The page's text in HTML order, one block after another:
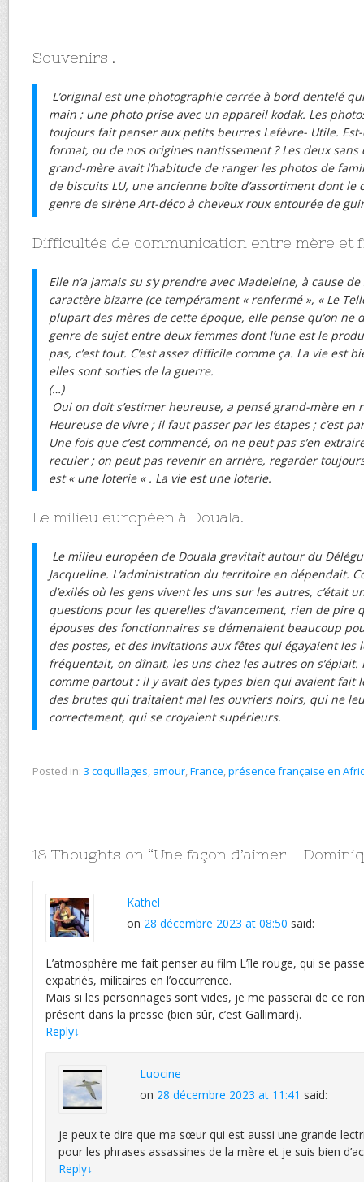
Souvenirs .
L’original est une photographie carrée à bord dentelé
main ; une photo prise avec un appareil kodak. Les
toujours fait penser aux petits beurres Lefèvre- Utile.
format, ou de nos origines nantissement ? Les deux
grand-mère avait l’habitude de ranger les photos de
de biscuits LU, une ancienne boîte d’assortiment dont
genre de sirène Art-déco à cheveux roux entourée de
Difficultés de communication entre mère et
Elle n’a jamais su s’y prendre avec Madeleine, à cause
caractère bizarre (ce tempérament « renfermé », « Le
plupart des mères de cette époque, elle pense qu’on ne
genre de sujet entre deux femmes dont l’une est le
pas, c’est tout. C’est assez difficile comme ça. La vie est
elles sont sorties de la guerre.
(…)
Oui on doit s’estimer heureuse, a pensé grand-mère en
Heureuse de vivre ; il faut passer par les étapes ; c’est
Une fois que c’est commencé, on ne peut pas s’en
reculer ; on peut pas revenir en arrière, regarder
est « une loterie « . La vie est une loterie.
Le milieu européen à Douala.
Le milieu européen de Douala gravitait autour du
Jacqueline. L’administration du territoire en dépendait.
d’exilés où les gens vivent les uns sur les autres, c’était
questions pour les querelles d’avancement, rien de pire
épouses des fonctionnaires se démenaient beaucoup
des postes, et des invitations aux fêtes qui égayaient les
fréquentait, on dînait, les uns chez les autres on s’épiait.
comme partout : il y avait des types bien qui avaient fait
des brutes qui traitaient mal les ouvriers noirs, qui ne
correctement, qui se croyaient supérieurs.
Posted in: 3 coquillages, amour,France,présence française en
18 Thoughts on “Une façon d’aimer –
Kathel
on 28 décembre 2023 at 08:50 said:
L’atmosphère me fait penser au film L’île rouge, qui se
expatriés, militaires en l’occurrence.
Mais si les personnages sont vides, je me passerai de ce
présent dans la presse (bien sûr, c’est Gallimard).
Reply↓
Luocine
on 28 décembre 2023 at 11:41 said:
je peux te dire que ma sœur qui est aussi une grande
pour les phrases assassines de la mère et je suis bien
Reply↓